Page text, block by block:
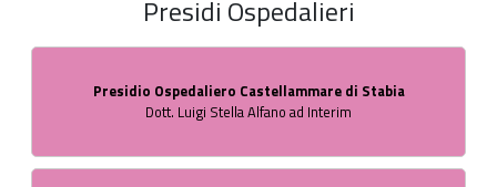
Presidi Ospedalieri
Presidio Ospedaliero Castellammare di Stabia
Dott. Luigi Stella Alfano ad Interim